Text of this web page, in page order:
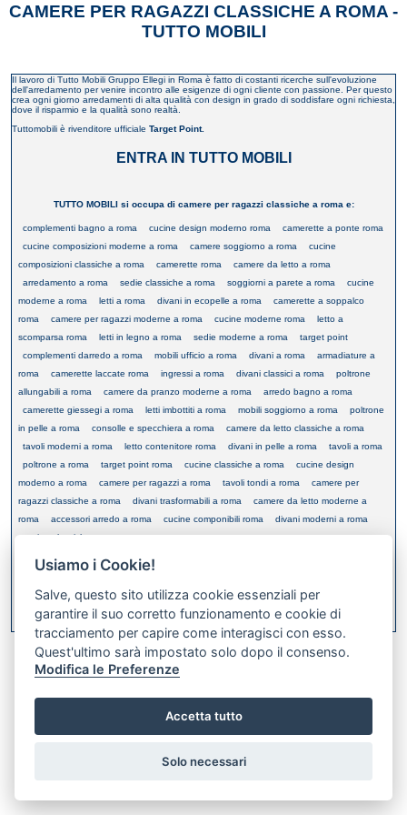
CAMERE PER RAGAZZI CLASSICHE A ROMA -
TUTTO MOBILI
Il lavoro di Tutto Mobili Gruppo Ellegi in Roma è fatto di costanti ricerche sull'evoluzione
dell'arredamento per venire incontro alle esigenze di ogni cliente con passione. Per questo
crea ogni giorno arredamenti di alta qualità con design in grado di soddisfare ogni richiesta,
dove il risparmio e la qualità sono realtà.
Tuttomobili è rivenditore ufficiale Target Point.
ENTRA IN TUTTO MOBILI
TUTTO MOBILI si occupa di camere per ragazzi classiche a roma e:
complementi bagno a roma cucine design moderno roma
camerette a ponte roma
cucine composizioni moderne a roma
camere soggiorno a roma
cucine
composizioni classiche a roma
camerette roma
camere da letto a roma
arredamento a roma
sedie classiche a roma soggiorni a parete a roma
cucine
moderne a roma
letti a roma divani in ecopelle a roma
camerette a soppalco
roma
camere per ragazzi moderne a roma cucine moderne roma
letto a
scomparsa roma
letti in legno a roma sedie moderne a roma
target point
complementi darredo a roma
mobili ufficio a roma divani a roma
armadiature a
roma
camerette laccate roma ingressi a roma divani classici a roma
poltrone
allungabili a roma
camere da pranzo moderne a roma
arredo bagno a roma
camerette giessegi a roma
letti imbottiti a roma mobili soggiorno a roma
poltrone
in pelle a roma
consolle e specchiera a roma
camere da letto classiche a roma
tavoli moderni a roma
letto contenitore roma divani in pelle a roma
tavoli a roma
poltrone a roma
target point roma cucine classiche a roma
cucine design
moderno a roma
camere per ragazzi a roma tavoli tondi a roma
camere per
ragazzi classiche a roma
divani trasformabili a roma
camere da letto moderne a
roma
accessori arredo a roma cucine componibili roma
divani moderni a roma
cucine classiche roma
XML FEED
Bookmark this on Delicious
Usiamo i Cookie!
Salve, questo sito utilizza cookie essenziali per
garantire il suo corretto funzionamento e cookie di
tracciamento per capire come interagisci con esso.
Quest'ultimo sarà impostato solo dopo il consenso.
Modifica le Preferenze
Accetta tutto
Solo necessari
Preferenze GDPR Cookie